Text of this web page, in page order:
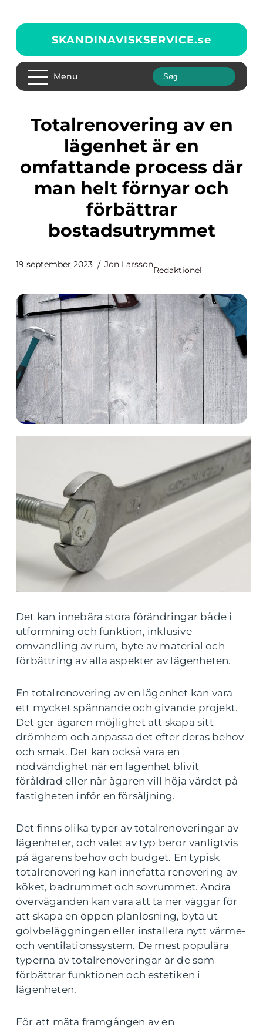
SKANDINAVISKSERVICE.se
Menu
Totalrenovering av en
lägenhet är en
omfattande process där
man helt förnyar och
förbättrar
bostadsutrymmet
19 september 2023 Jon Larsson
Redaktionel
Det kan innebära stora förändringar både i
utformning och funktion, inklusive
omvandling av rum, byte av material och
förbättring av alla aspekter av lägenheten.
En totalrenovering av en lägenhet kan vara
ett mycket spännande och givande projekt.
Det ger ägaren möjlighet att skapa sitt
drömhem och anpassa det efter deras behov
och smak. Det kan också vara en
nödvändighet när en lägenhet blivit
föråldrad eller när ägaren vill höja värdet på
fastigheten inför en försäljning.
Det finns olika typer av totalrenoveringar av
lägenheter, och valet av typ beror vanligtvis
på ägarens behov och budget. En typisk
totalrenovering kan innefatta renovering av
köket, badrummet och sovrummet. Andra
överväganden kan vara att ta ner väggar för
att skapa en öppen planlösning, byta ut
golvbeläggningen eller installera nytt värme-
och ventilationssystem. De mest populära
typerna av totalrenoveringar är de som
förbättrar funktionen och estetiken i
lägenheten.
För att mäta framgången av en